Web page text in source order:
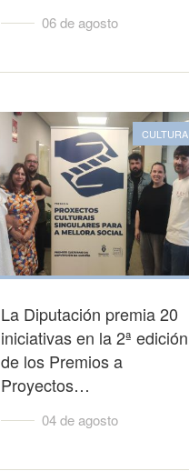
06 de agosto
CULTURA
La Diputación premia 20
iniciativas en la 2ª edición
de los Premios a
Proyectos…
04 de agosto